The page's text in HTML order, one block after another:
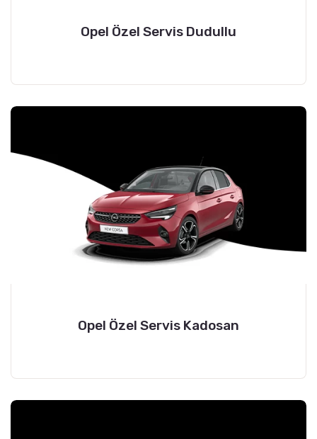
Opel Özel Servis Dudullu
Opel Özel Servis Kadosan